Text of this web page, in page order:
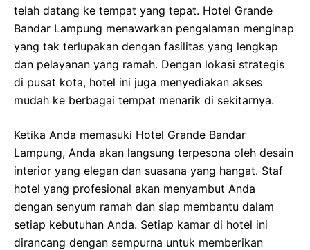
telah datang ke tempat yang tepat. Hotel Grande
Bandar Lampung menawarkan pengalaman menginap
yang tak terlupakan dengan fasilitas yang lengkap
dan pelayanan yang ramah. Dengan lokasi strategis
di pusat kota, hotel ini juga menyediakan akses
mudah ke berbagai tempat menarik di sekitarnya.
Ketika Anda memasuki Hotel Grande Bandar
Lampung, Anda akan langsung terpesona oleh desain
interior yang elegan dan suasana yang hangat. Staf
hotel yang profesional akan menyambut Anda
dengan senyum ramah dan siap membantu dalam
setiap kebutuhan Anda. Setiap kamar di hotel ini
dirancang dengan sempurna untuk memberikan